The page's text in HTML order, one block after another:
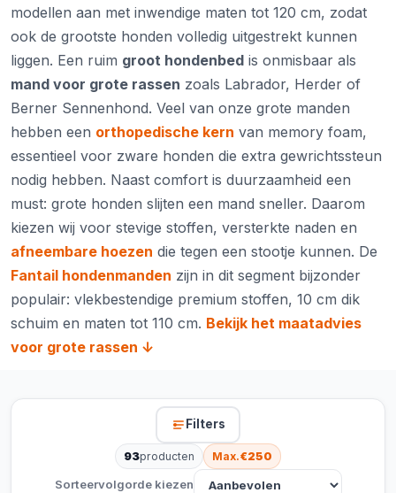
modellen aan met inwendige maten tot 120 cm, zodat
ook de grootste honden volledig uitgestrekt kunnen
liggen. Een ruim groot hondenbed is onmisbaar als
mand voor grote rassen zoals Labrador, Herder of
Berner Sennenhond. Veel van onze grote manden
hebben een orthopedische kern van memory foam,
essentieel voor zware honden die extra gewrichtssteun
nodig hebben. Naast comfort is duurzaamheid een
must: grote honden slijten een mand sneller. Daarom
kiezen wij voor stevige stoffen, versterkte naden en
afneembare hoezen die tegen een stootje kunnen. De
Fantail hondenmanden zijn in dit segment bijzonder
populair: vlekbestendige premium stoffen, 10 cm dik
schuim en maten tot 110 cm. Bekijk het maatadvies
voor grote rassen ↓
Filters
93producten Max.€250
Sorteervolgorde kiezen